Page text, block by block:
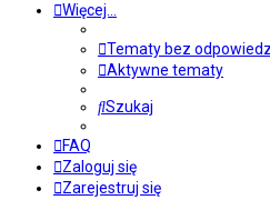
Więcej…
Tematy bez
Aktywne tematy
Szukaj
FAQ
Zaloguj się
Zarejestruj się